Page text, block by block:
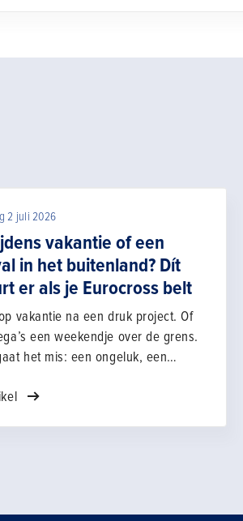
2 juli 2026
vakantie of een
in het buitenland? Dít
er als je Eurocross belt
vakantie na een druk project. Of
een weekendje over de grens.
het mis: een ongeluk, een